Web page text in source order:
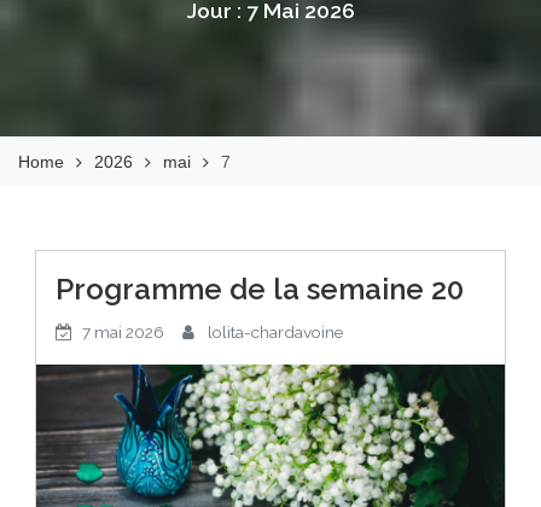
Jour : 7 Mai 2026
Home 2026 mai 7
Programme de la semaine 20
7 mai 2026 lolita-chardavoine